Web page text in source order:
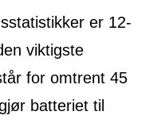
er 12-
viktigste
for omtrent 45
batteriet til